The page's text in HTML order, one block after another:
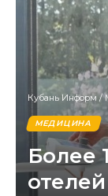
Кубань Информ /
МЕДИЦИНА
Более